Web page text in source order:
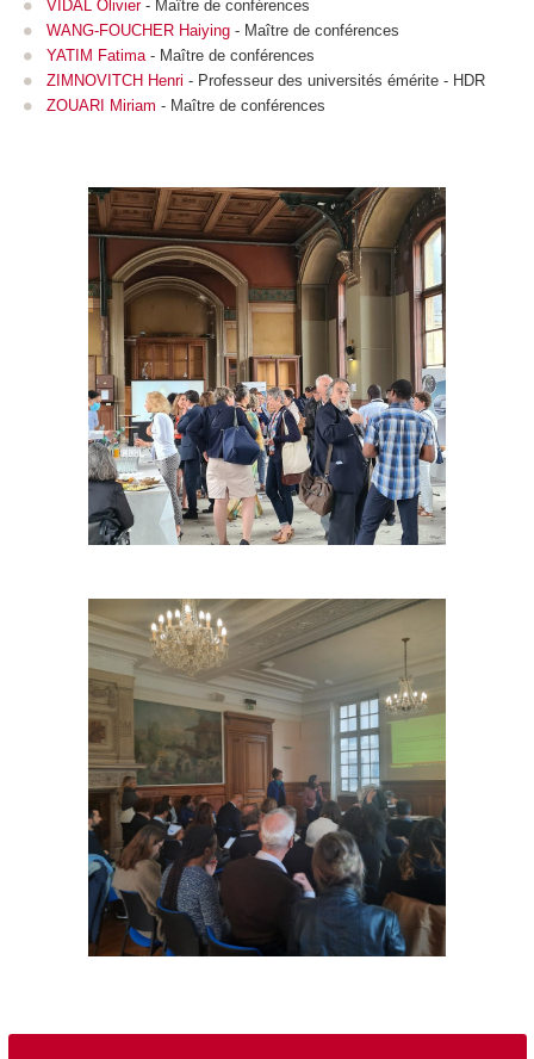
VIDAL Olivier- Maître de conférences
WANG-FOUCHER Haiying - Maître de conférences
YATIM Fatima - Maître de conférences
ZIMNOVITCH Henri - Professeur des universités émérite - HDR
ZOUARI Miriam - Maître de conférences